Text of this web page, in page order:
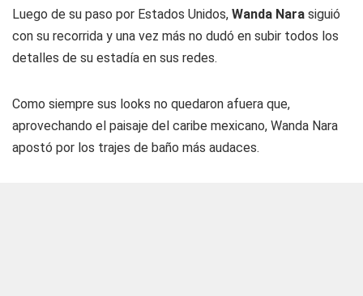
Luego de su paso por Estados Unidos, Wanda Nara siguió
con su recorrida y una vez más no dudó en subir todos los
detalles de su estadía en sus redes.
Como siempre sus looks no quedaron afuera que,
aprovechando el paisaje del caribe mexicano, Wanda Nara
apostó por los trajes de baño más audaces.